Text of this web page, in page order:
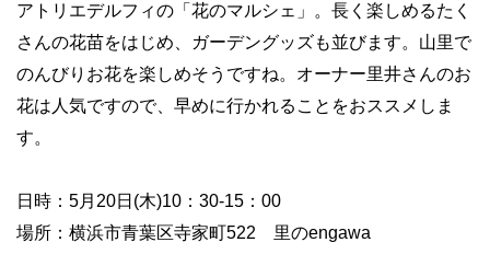
アトリエデルフィの「花のマルシェ」。長く楽しめるたく
さんの花苗をはじめ、ガーデングッズも並びます。山里で
のんびりお花を楽しめそうですね。オーナー里井さんのお
花は人気ですので、早めに行かれることをおススメしま
す。
日時： 5月 20日 (木)10 ： 30-15 ： 00
場所： 横浜市青葉区寺家町522 里のengawa